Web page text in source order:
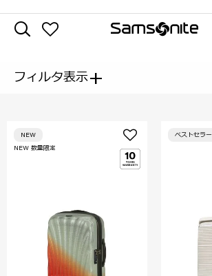
フィルタ表示+
NEW 数量限定
NEW ベストセラー